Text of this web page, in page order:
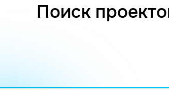
Поиск